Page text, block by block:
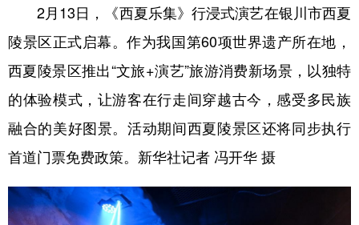
2月13日，《西夏乐集》行浸式演艺在银川市西夏
陵景区正式启幕。作为我国第60项世界遗产所在地，
西夏陵景区推出“文旅+演艺”旅游消费新场景，以独特
的体验模式，让游客在行走间穿越古今，感受多民族
融合的美好图景。活动期间西夏陵景区还将同步执行
首道门票免费政策。新华社记者 冯开华 摄